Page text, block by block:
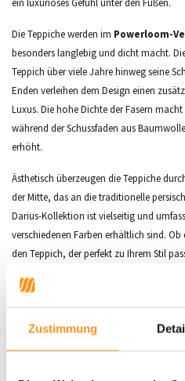
Zustimmung
Die Teppiche werden im Powerloom-
besonders langlebig und dicht macht.
Teppich über viele Jahre hinweg seine
Enden verleihen dem Design einen
Luxus. Die hohe Dichte der Fasern
während der Schussfaden aus
erhöht.
Ästhetisch überzeugen die Teppiche
der Mitte, das an die traditionelle
Darius-Kollektion ist vielseitig und
verschiedenen Farben erhältlich sind.
den Teppich, der perfekt zu Ihrem Stil
Erleben Sie den Luxus und kulturellen
Hauptmerkmale: